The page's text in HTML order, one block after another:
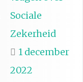
Sociale
Zekerheid
1 december
2022